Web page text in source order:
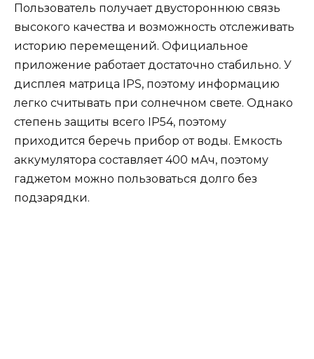
Пользователь получает двустороннюю связь
высокого качества и возможность отслеживать
историю перемещений. Официальное
приложение работает достаточно стабильно. У
дисплея матрица IPS, поэтому информацию
легко считывать при солнечном свете. Однако
степень защиты всего IP54, поэтому
приходится беречь прибор от воды. Емкость
аккумулятора составляет 400 мАч, поэтому
гаджетом можно пользоваться долго без
подзарядки.